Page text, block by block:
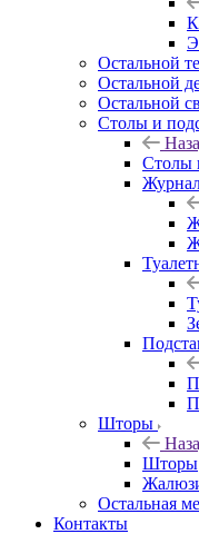
Остальной
Остальной
Остальной
Столы и
Столы
Шторы
Шторы
Остальная
Контакты